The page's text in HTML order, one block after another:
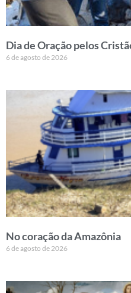
Dia de Oração pelos
6 de agosto de 2026
No coração da Amazônia
6 de agosto de 2026